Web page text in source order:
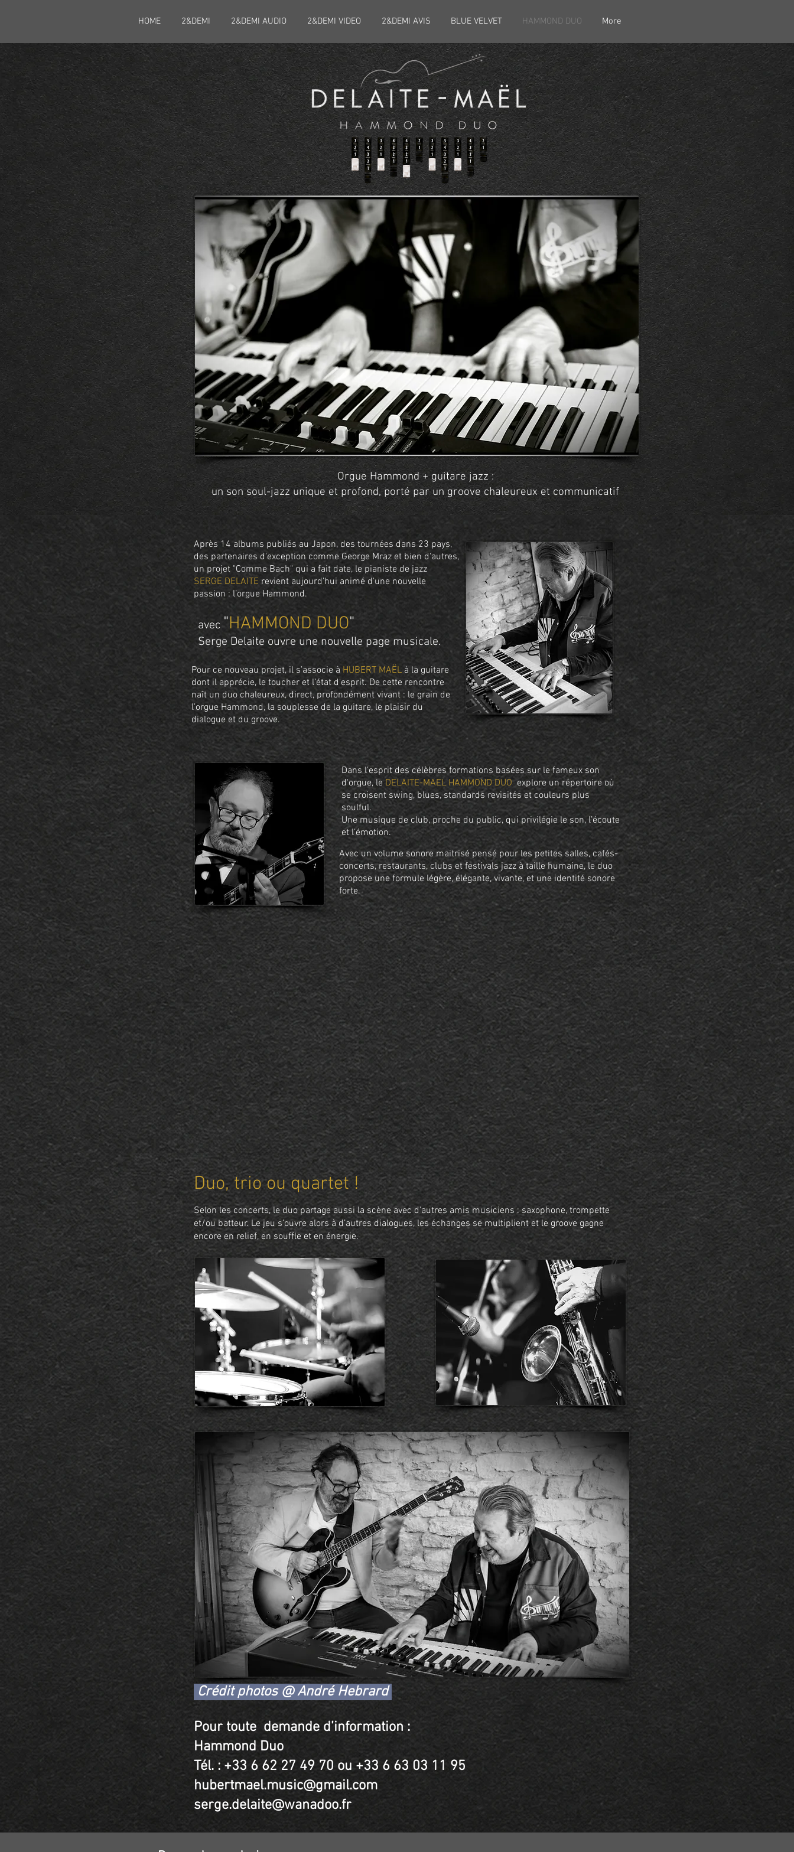
HOME 2&DEMI 2&DEMI AUDIO 2&DEMI VIDEO 2&DEMI AVIS BLUE VELVET HAMMOND DUO More
Orgue Hammond + guitare jazz :
un son soul-jazz unique et profond, porté par un groove chaleureux et communicatif
Après 14 albums publiés au Japon, des tournées dans 23 pays,
des partenaires d'exception comme George Mraz et bien d'autres,
un projet "Comme Bach" qui a fait date, le pianiste de jazz
SERGE DELAITE revient aujourd’hui animé d'une nouvelle
passion : l’orgue Hammond.
avec"HAMMOND DUO"
Serge Delaite ouvre une nouvelle page musicale.
Pour ce nouveau projet, il s’associe à HUBERT MAËL à la guitare
dont il apprécie, le toucher et l’état d'esprit. De cette rencontre
naît un duo chaleureux, direct, profondément vivant : le grain de
l’orgue Hammond, la souplesse de la guitare, le plaisir du
dialogue et du groove.
​​Dans l’esprit des célèbres formations basées sur le fameux son
d'orgue, le DELAITE-MAEL HAMMOND DUOexplore un répertoire où
se croisent swing, blues, standards revisités et couleurs plus
soulful.
Une musique de club, proche du public, qui privilégie le son, l’écoute
et l’émotion.
Avec un volume sonore maitrisé pensé pour les petites salles, cafés-
concerts, restaurants, clubs et festivals jazz à taille humaine, le duo
propose une formule légère, élégante, vivante, et une identité sonore
forte.
Duo, trio ou quartet !
Selon les concerts, le duo partage aussi la scène avec d'autres amis musiciens : saxophone, trompette
et/ou batteur. Le jeu s’ouvre alors à d’autres dialogues, les échanges se multiplient et le groove gagne
encore en relief, en souffle et en énergie.
Crédit photos @ André Hebrard
​​Pour toute demande d’information :
Hammond Duo
Tél. : +33 6 62 27 49 70 ou ​ +33 6 63 03 11 95
hubertmael.music@gmail.com
serge.delaite@wanadoo.fr